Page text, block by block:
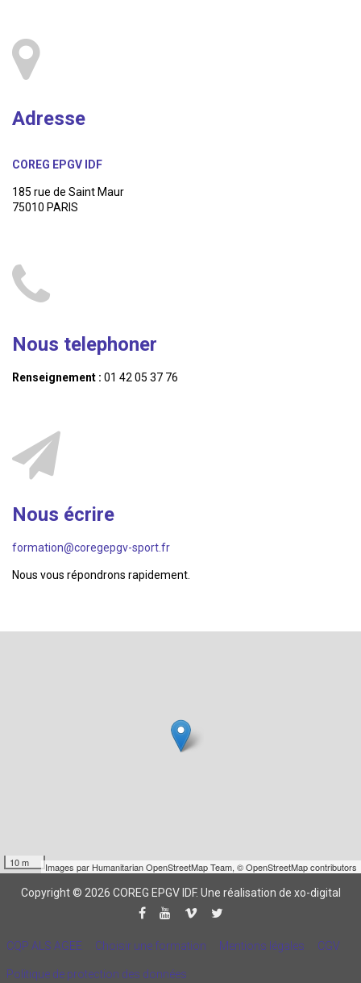
Adresse
COREG EPGV IDF
185 rue de Saint Maur
75010 PARIS
Nous telephoner
Renseignement : 01 42 05 37 76
Nous écrire
formation@coregepgv-sport.fr
Nous vous répondrons rapidement.
10 m Images par Humanitarian OpenStreetMap Team, © OpenStreetMap contributors
Copyright © 2026 COREG EPGV IDF. Une réalisation de xo-digital
CQP ALS AGEE Choisir une formation Mentions légales CGV
Politique de protection des données